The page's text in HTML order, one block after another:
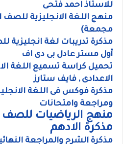
للاستاذ احمد فتحى
منهج اللغة الانجليزية للصف
مجمعة)
مذكرة تدريبات لغة انجليزية
أول مستر عادل بى دى اف
تحميل كراسة تسميع اللغة
الاعدادى , فايف ستارز
مذكرة فوكس فى اللغة
ومراجعة وامتحانات
منهج الرياضيات للصف
مذكرة الادهم
مذكرة الشرح والمراجعة